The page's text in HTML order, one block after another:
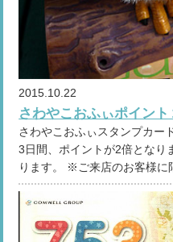
2015.10.22
さわやこおふぃポイント
さわやこおふぃスタンプカー
3日間、ポイントが2倍となり
ります。 ※ご来店のお客様に